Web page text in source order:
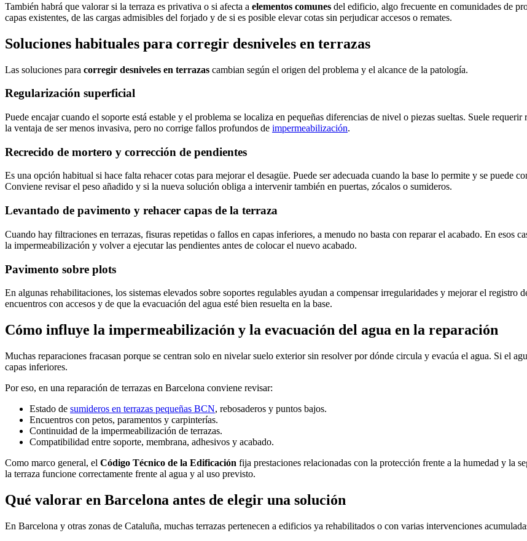
También habrá que valorar si la terraza es privativa o si afecta a elementos comunes del edificio, algo frecuente en comunidades de
capas existentes, de las cargas admisibles del forjado y de si es posible elevar cotas sin perjudicar accesos o remates.
Soluciones habituales para corregir desniveles en terrazas
Las soluciones para corregir desniveles en terrazas cambian según el origen del problema y el alcance de la patología.
Regularización superficial
Puede encajar cuando el soporte está estable y el problema se localiza en pequeñas diferencias de nivel o piezas sueltas. Suele
la ventaja de ser menos invasiva, pero no corrige fallos profundos de impermeabilización.
Recrecido de mortero y corrección de pendientes
Es una opción habitual si hace falta rehacer cotas para mejorar el desagüe. Puede ser adecuada cuando la base lo permite y se puede
Conviene revisar el peso añadido y si la nueva solución obliga a intervenir también en puertas, zócalos o sumideros.
Levantado de pavimento y rehacer capas de la terraza
Cuando hay filtraciones en terrazas, fisuras repetidas o fallos en capas inferiores, a menudo no basta con reparar el acabado. En esos
la impermeabilización y volver a ejecutar las pendientes antes de colocar el nuevo acabado.
Pavimento sobre plots
En algunas rehabilitaciones, los sistemas elevados sobre soportes regulables ayudan a compensar irregularidades y mejorar el
encuentros con accesos y de que la evacuación del agua esté bien resuelta en la base.
Cómo influye la impermeabilización y la evacuación del agua en la reparación
Muchas reparaciones fracasan porque se centran solo en nivelar suelo exterior sin resolver por dónde circula y evacúa el agua. Si el
capas inferiores.
Por eso, en una reparación de terrazas en Barcelona conviene revisar:
Estado de sumideros en terrazas pequeñas BCN, rebosaderos y puntos bajos.
Encuentros con petos, paramentos y carpinterías.
Continuidad de la impermeabilización de terrazas.
Compatibilidad entre soporte, membrana, adhesivos y acabado.
Como marco general, el Código Técnico de la Edificación fija prestaciones relacionadas con la protección frente a la humedad y la
la terraza funcione correctamente frente al agua y al uso previsto.
Qué valorar en Barcelona antes de elegir una solución
En Barcelona y otras zonas de Cataluña, muchas terrazas pertenecen a edificios ya rehabilitados o con varias intervenciones